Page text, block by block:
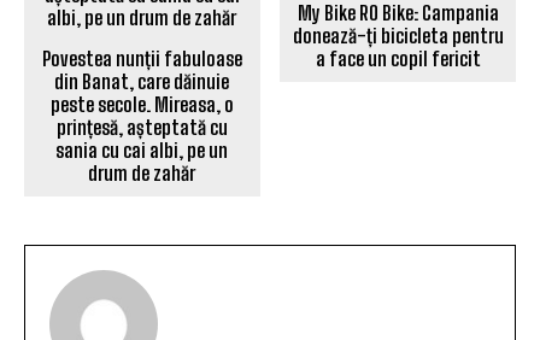
Povestea nunții fabuloase
din Banat, care dăinuie
peste secole. Mireasa, o
prințesă, așteptată cu
sania cu cai albi, pe un
drum de zahăr
My Bike RO Bike: Campania
donează-ți bicicleta pentru
a face un copil fericit